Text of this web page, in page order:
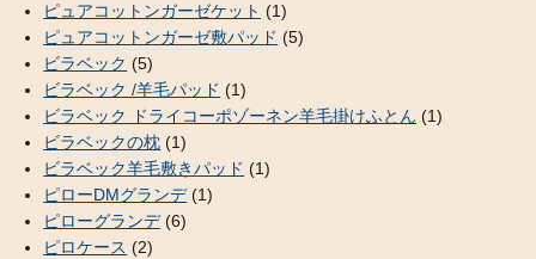
ピュアコットンガーゼケット (1)
ピュアコットンガーゼ敷パッド (5)
ビラベック (5)
ビラベック /羊毛パッド (1)
ビラベック ドライコーポゾーネン羊毛掛けふとん (1)
ビラベックの枕 (1)
ビラベック羊毛敷きパッド (1)
ピローDMグランデ(1)
ピローグランデ(6)
ピロケース (2)